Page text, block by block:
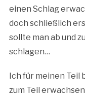
einen Schlag
doch schließlich
sollte man ab und
schlagen…
Ich für meinen Teil
zum Teil